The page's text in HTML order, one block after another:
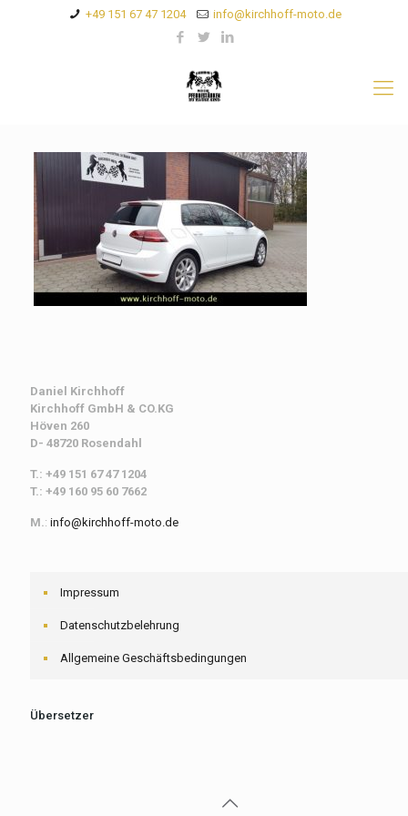
+49 151 67 47 1204 info@kirchhoff-moto.de
Daniel Kirchhoff
Kirchhoff GmbH & CO.KG
Höven 260
D- 48720 Rosendahl
T.: +49 151 67 47 1204
T.: +49 160 95 60 7662
M.: info@kirchhoff-moto.de
Impressum
Datenschutzbelehrung
Allgemeine Geschäftsbedingungen
Übersetzer